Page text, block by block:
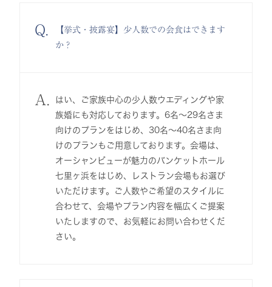
Q.
【挙式・披露宴】少人数での会食はできます
か？
A.
はい、ご家族中心の少人数ウエディングや家
族婚にも対応しております。6名～29名さま
向けのプランをはじめ、30名～40名さま向
けのプランもご用意しております。会場は、
オーシャンビューが魅力のバンケットホール
七里ヶ浜をはじめ、レストラン会場もお選び
いただけます。ご人数やご希望のスタイルに
合わせて、会場やプラン内容を幅広くご提案
いたしますので、お気軽にお問い合わせくだ
さい。